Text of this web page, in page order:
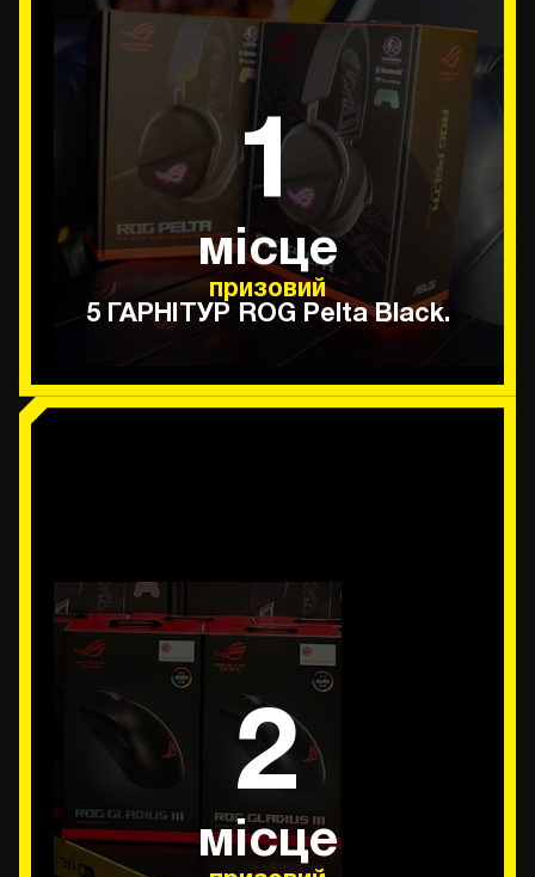
1
місце
призовий
5 ГАРНІТУР ROG Pelta Black.
2
місце